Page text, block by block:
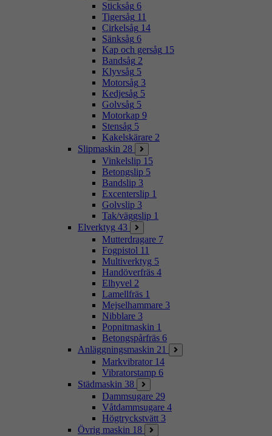
Sticksåg 6
Tigersåg 11
Cirkelsåg 14
Sänksåg 6
Kap och gersåg 15
Bandsåg 2
Klyvsåg 5
Motorsåg 3
Kedjesåg 5
Golvsåg 5
Motorkap 9
Stensåg 5
Kakelskärare 2
Slipmaskin 28
Vinkelslip 15
Betongslip 5
Bandslip 3
Excenterslip 1
Golvslip 3
Tak/väggslip 1
Elverktyg 43
Mutterdragare 7
Fogpistol 11
Multiverktyg 5
Handöverfräs 4
Elhyvel 2
Lamellfräs 1
Mejselhammare 3
Nibblare 3
Popnitmaskin 1
Betongspårfräs 6
Anläggningsmaskin 21
Markvibrator 14
Vibratorstamp 6
Städmaskin 38
Dammsugare 29
Våtdammsugare 4
Högtryckstvätt 3
Övrig maskin 18